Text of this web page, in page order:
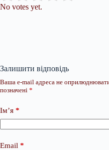
No votes yet.
Залишити відповідь
Ваша e-mail адреса не
позначені *
Ім’я *
Email *